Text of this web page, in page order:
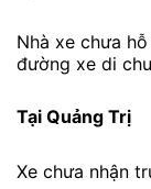
Nhà xe chưa
đường xe di
Tại Quảng Trị
Xe chưa nhận